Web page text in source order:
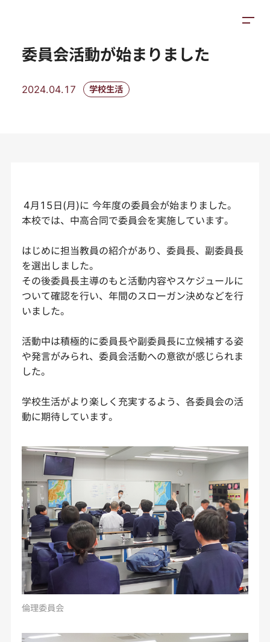
委員会活動が始まりました
2024.04.17 学校生活
4月15日(月)に 今年度の委員会が始まりました。
本校では、中高合同で委員会を実施しています。
はじめに担当教員の紹介があり、委員長、副委員長
を選出しました。
その後委員長主導のもと活動内容やスケジュールに
ついて確認を行い、年間のスローガン決めなどを行
いました。
活動中は積極的に委員長や副委員長に立候補する姿
や発言がみられ、委員会活動への意欲が感じられま
した。
学校生活がより楽しく充実するよう、各委員会の活
動に期待しています。
倫理委員会